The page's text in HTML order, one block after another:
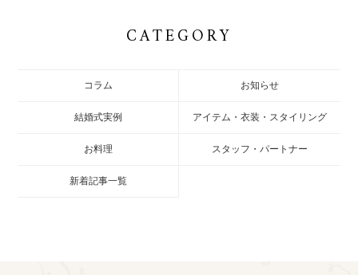
CATEGORY
コラム お知らせ
結婚式実例 アイテム・衣装・スタイリング
お料理 スタッフ・パートナー
新着記事一覧